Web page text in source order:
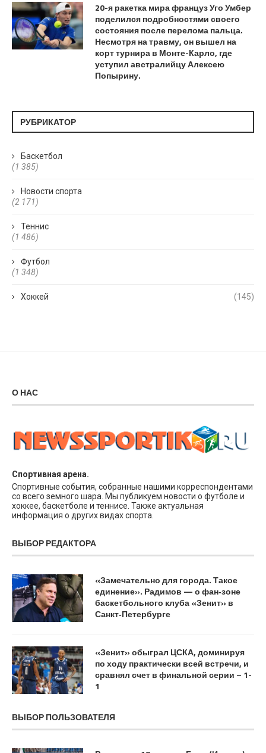
20-я ракетка мира француз Уго Умбер
поделился подробностями своего
состояния после перелома пальца.
Несмотря на травму, он вышел на
корт турнира в Монте-Карло, где
уступил австралийцу Алексею
Попырину.
РУБРИКАТОР
Баскетбол
(1 385)
Новости спорта
(2 171)
Теннис
(1 486)
Футбол
(1 348)
Хоккей (145)
О НАС
Спортивная арена.
Спортивные события, собранные нашими корреспондентами
со всего земного шара. Мы публикуем новости о футболе и
хоккее, баскетболе и теннисе. Также актуальная
информация о других видах спорта.
ВЫБОР РЕДАКТОРА
«Замечательно для города. Такое
единение». Радимов — о фан‑зоне
баскетбольного клуба «Зенит» в
Санкт‑Петербурге
«Зенит» обыграл ЦСКА, доминируя
по ходу практически всей встречи, и
сравнял счет в финальной серии – 1-
1
ВЫБОР ПОЛЬЗОВАТЕЛЯ